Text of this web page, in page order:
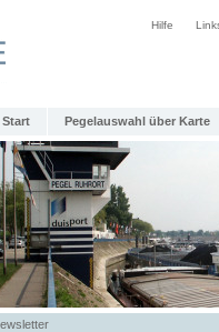
Hilfe
Start Pegelauswahl über Karte